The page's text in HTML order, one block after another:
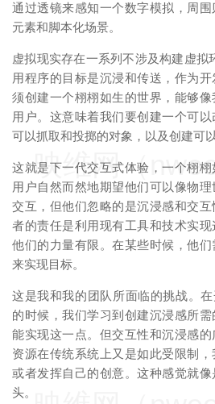
通过透镜来感知一个数字模拟，周
元素和脚本化场景。
虚拟现实存在一系列不涉及构建虚拟
用程序的目标是沉浸和传送，作为
须创建一个栩栩如生的世界，能够
用户。这意味着我们要创建一个可
可以抓取和投掷的对象，以及创建可
这就是下一代交互式体验，一个栩栩
用户自然而然地期望他们可以像物
交互，但他们忽略的是沉浸感和交
者的责任是利用现有工具和技术实
他们的力量有限。在某些时候，他
来实现目标。
这是我和我的团队所面临的挑战。在
的时候，我们学习到创建沉浸感所
能实现这一点。但交互性和沉浸感
资源在传统系统上又是如此受限制，
或者发挥自己的创意。这种感觉就
头。
映维网（